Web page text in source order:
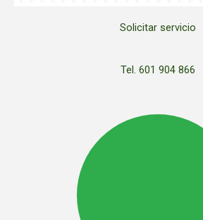
Solicitar servicio
Tel. 601 904 866